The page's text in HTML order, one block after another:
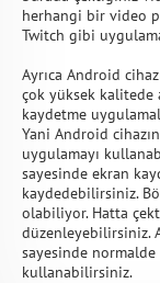
herhangi bir video
Twitch gibi
Ayrıca Android
çok yüksek kalitede
kaydetme
Yani Android
uygulamayı
sayesinde ekran
kaydedebilirsiniz.
olabiliyor. Hatta
düzenleyebilirsiniz.
sayesinde
kullanabilirsiniz.